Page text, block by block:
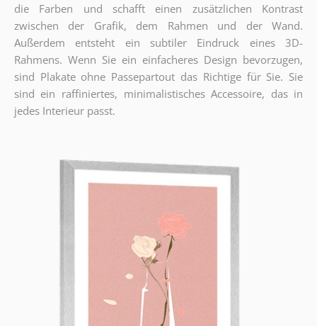
die Farben und schafft einen zusätzlichen Kontrast
zwischen der Grafik, dem Rahmen und der Wand.
Außerdem entsteht ein subtiler Eindruck eines 3D-
Rahmens. Wenn Sie ein einfacheres Design bevorzugen,
sind Plakate ohne Passepartout das Richtige für Sie. Sie
sind ein raffiniertes, minimalistisches Accessoire, das in
jedes Interieur passt.